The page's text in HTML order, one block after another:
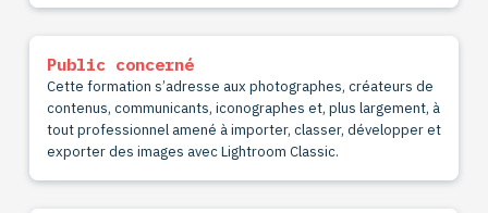
Public concerné
Cette formation s’adresse aux photographes, créateurs de
contenus, communicants, iconographes et, plus largement, à
tout professionnel amené à importer, classer, développer et
exporter des images avec Lightroom Classic.